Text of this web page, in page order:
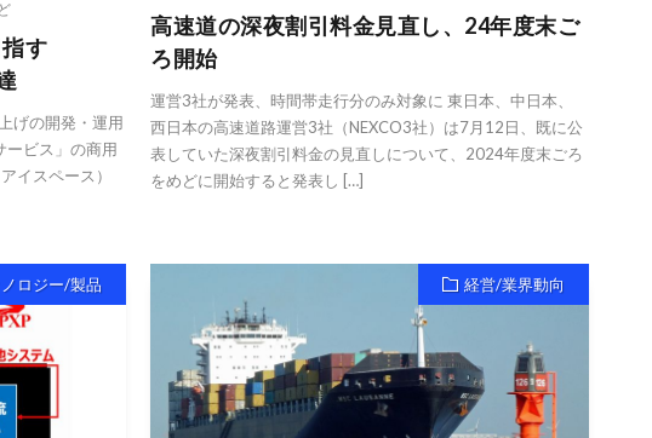
す
げの開発・運用
ービス」の商用
イスペース）
高速道の深夜割引料金見直し、24年度末ご
ろ開始
運営3社が発表、時間帯走行分のみ対象に 東日本、中日本、
西日本の高速道路運営3社（NEXCO3社）は7月12日、既に公
表していた深夜割引料金の見直しについて、2024年度末ごろ
をめどに開始すると発表し […]
ロジー/製品 経営/業界動向